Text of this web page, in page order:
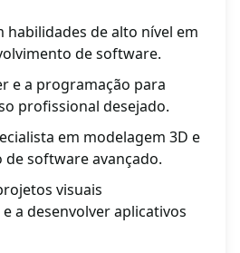
habilidades de alto nível em
de software.
e a programação para
profissional desejado.
em modelagem 3D e
software avançado.
visuais
a desenvolver aplicativos